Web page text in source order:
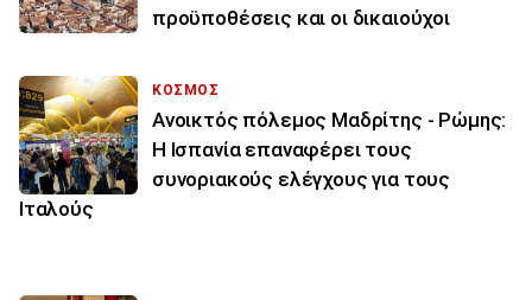
προϋποθέσεις και οι δικαιούχοι
ΚΟΣΜΟΣ
Ανοικτός πόλεμος Μαδρίτης - Ρώμης:
Η Ισπανία επαναφέρει τους
συνοριακούς ελέγχους για τους
Ιταλούς